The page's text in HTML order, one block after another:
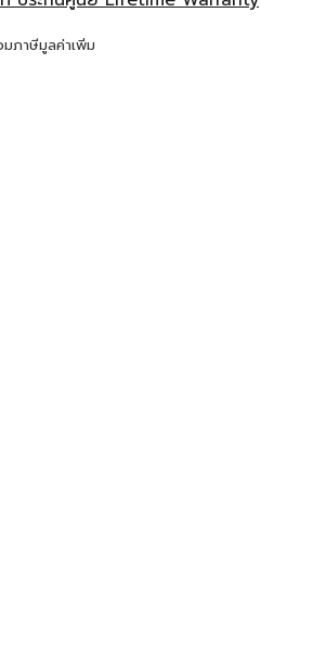
มภาษีมูลค่าเพิ่ม